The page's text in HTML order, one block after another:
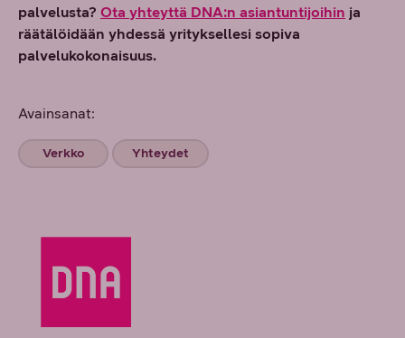
palvelusta? Ota yhteyttä DNA:n asiantuntijoihin ja
räätälöidään yhdessä yrityksellesi sopiva
palvelukokonaisuus.
Avainsanat:
Verkko Yhteydet